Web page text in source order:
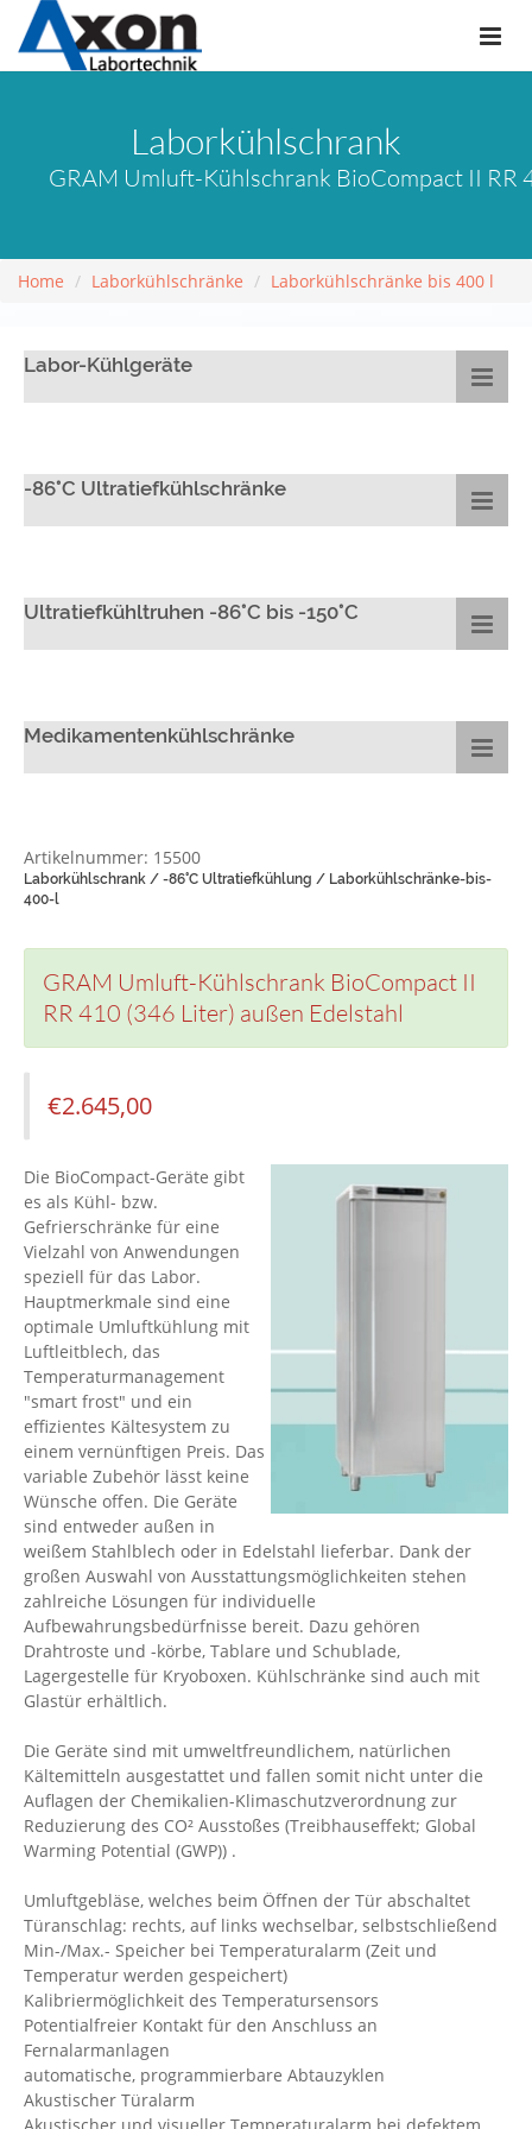
Laborkühlschrank
GRAM Umluft-Kühlschrank BioCompact II RR
Home Laborkühlschränke Laborkühlschränke bis 400 l
Labor-Kühlgeräte
-86°C Ultratiefkühlschränke
Ultratiefkühltruhen -86°C bis -150°C
Medikamentenkühlschränke
Artikelnummer: 15500
Laborkühlschrank / -86°C Ultratiefkühlung / Laborkühlschränke-bis-
400-l
GRAM Umluft-Kühlschrank BioCompact II
RR 410 (346 Liter) außen Edelstahl
€2.645,00
Die BioCompact-Geräte gibt
es als Kühl- bzw.
Gefrierschränke für eine
Vielzahl von Anwendungen
speziell für das Labor.
Hauptmerkmale sind eine
optimale Umluftkühlung mit
Luftleitblech, das
Temperaturmanagement
"smart frost" und ein
effizientes Kältesystem zu
einem vernünftigen Preis. Das
variable Zubehör lässt keine
Wünsche offen. Die Geräte
sind entweder außen in
weißem Stahlblech oder in Edelstahl lieferbar. Dank der
großen Auswahl von Ausstattungsmöglichkeiten stehen
zahlreiche Lösungen für individuelle
Aufbewahrungsbedürfnisse bereit. Dazu gehören
Drahtroste und -körbe, Tablare und Schublade,
Lagergestelle für Kryoboxen. Kühlschränke sind auch mit
Glastür erhältlich.
Die Geräte sind mit umweltfreundlichem, natürlichen
Kältemitteln ausgestattet und fallen somit nicht unter die
Auflagen der Chemikalien-Klimaschutzverordnung zur
Reduzierung des CO² Ausstoßes (Treibhauseffekt; Global
Warming Potential (GWP)) .
Umluftgebläse, welches beim Öffnen der Tür abschaltet
Türanschlag: rechts, auf links wechselbar, selbstschließend
Min-/Max.- Speicher bei Temperaturalarm (Zeit und
Temperatur werden gespeichert)
Kalibriermöglichkeit des Temperatursensors
Potentialfreier Kontakt für den Anschluss an
Fernalarmanlagen
automatische, programmierbare Abtauzyklen
Akustischer Türalarm